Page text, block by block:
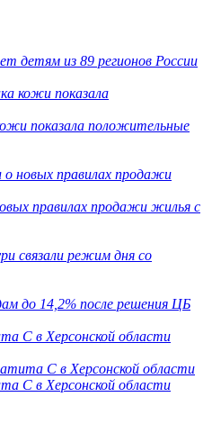
детям из 89 регионов России
показала положительные
правилах продажи жилья с
связали режим дня со
до 14,2% после решения ЦБ
C в Херсонской области
C в Херсонской области